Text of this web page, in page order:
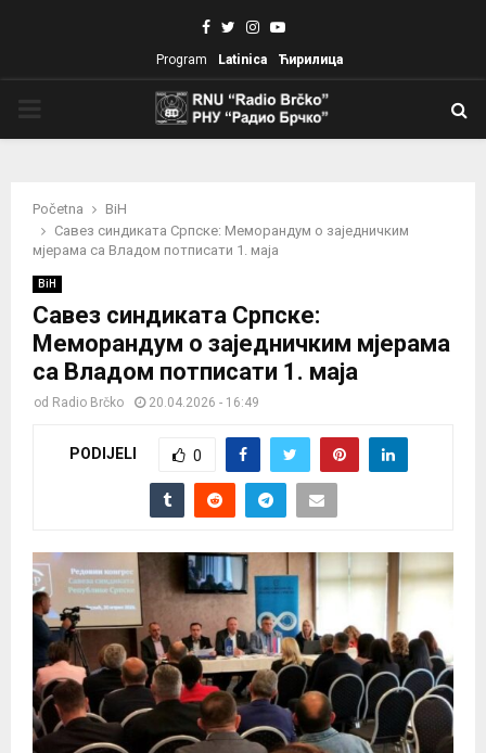
Facebook
TwitterInstagram
Youtube
Program Latinica Ћирилица
Početna
BiH
Савез синдиката Српске: Меморандум о заједничким
мјерама са Владом потписати 1. маја
BiH
Савез синдиката Српске:
Меморандум о заједничким мјерама
са Владом потписати 1. маја
od Radio Brčko 20.04.2026 - 16:49
PODIJELI 0